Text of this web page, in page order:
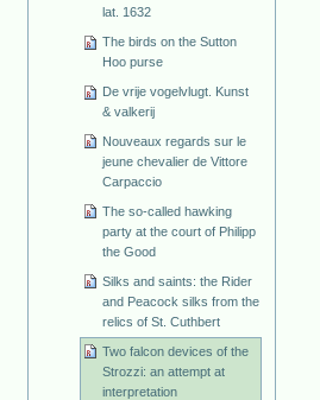
lat. 1632
The birds on the Sutton
Hoo purse
De vrije vogelvlugt. Kunst
& valkerij
Nouveaux regards sur le
jeune chevalier de Vittore
Carpaccio
The so-called hawking
party at the court of Philipp
the Good
Silks and saints: the Rider
and Peacock silks from the
relics of St. Cuthbert
Two falcon devices of the
Strozzi: an attempt at
interpretation